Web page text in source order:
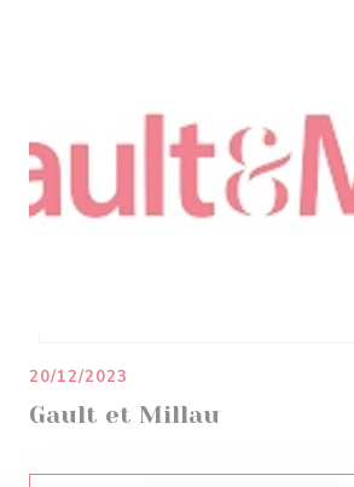
Gault et Millau
20/12/2023